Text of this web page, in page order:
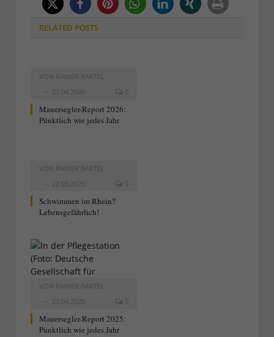
RELATED POSTS
VON RAINER BARTEL
27.04.2026
0
Mauersegler-Report 2026:
Pünktlich wie jedes Jahr
VON RAINER BARTEL
22.05.2025
0
Schwimmen im Rhein?
Lebensgefährlich!
VON RAINER BARTEL
27.04.2025
0
Mauersegler-Report 2025:
Pünktlich wie jedes Jahr